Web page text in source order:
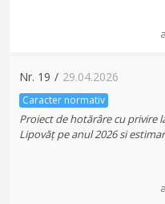
Nr. 19 / 29.04.2026
Caracter normativ
Proiect de hotărâre cu privire
Lipovăț pe anul 2026 si